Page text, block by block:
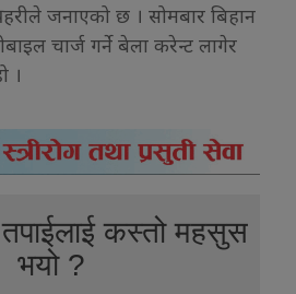
जनाएको छ । सोमबार बिहान
चार्ज गर्ने बेला करेन्ट लागेर
।
कस्तो महसुस
भयो ?